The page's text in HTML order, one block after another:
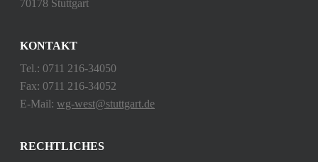
70178 Stuttgart
KONTAKT
Tel.: 0711 216-34050
Fax: 0711 216-34052
E-Mail: wg-west@stuttgart.de
RECHTLICHES